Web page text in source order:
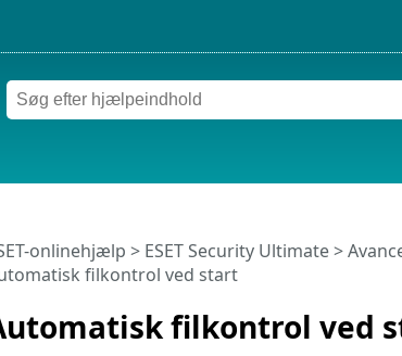
filkontrol ved
onlinehjælp > ESET Security Ultimate>
filkontrol ved start